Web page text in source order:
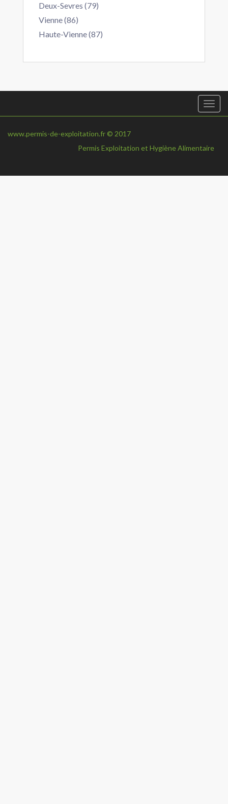
Deux-Sevres (79)
Vienne (86)
Haute-Vienne (87)
www.permis-de-exploitation.fr © 2017
Permis Exploitation et Hygiène Alimentaire